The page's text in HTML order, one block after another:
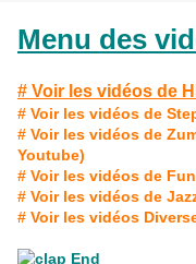
Menu des
# Voir les vidéos de
# Voir les vidéos de
# Voir les vidéos de
Youtube)
# Voir les vidéos de
# Voir les vidéos de
# Voir les vidéos